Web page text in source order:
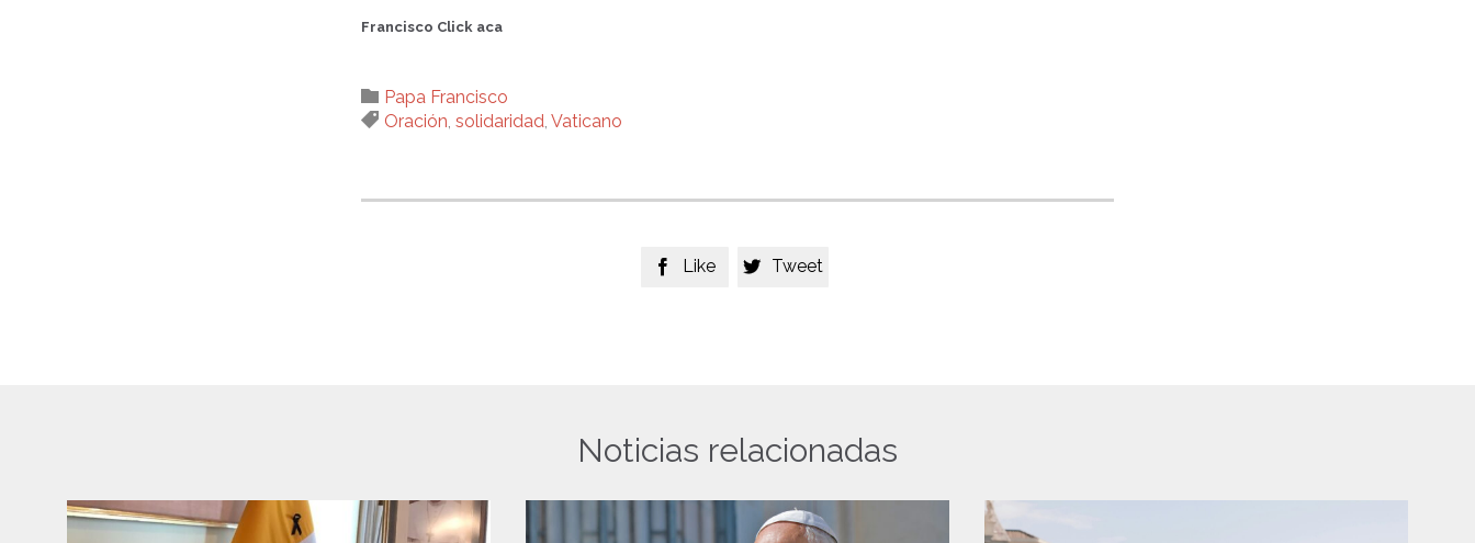
Francisco Click aca
 Category
Papa Francisco
 Tags
Oración solidaridad Vaticano
 Like  Tweet
Noticias relacionadas